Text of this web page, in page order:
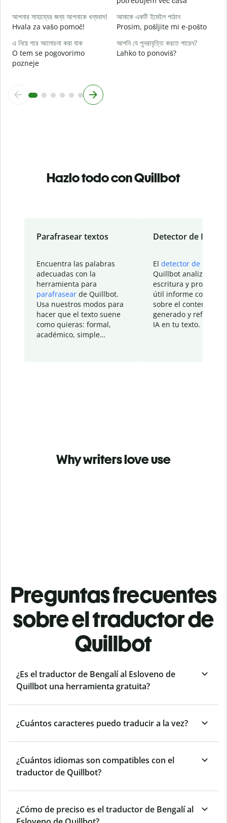
আপনার সাহায্যের জন্য আপনাকে ধন্যবাদ!
Hvala za vašo pomoč!
আমাকে একটি ইমেইল পাঠান
Prosim, pošljite mi e-pošto
এ নিয়ে পরে আলোচনা করা যাক
O tem se pogovorimo
pozneje
আপনি যে পুনরাবৃত্তি করতে পারেন?
Lahko to ponoviš?
Hazlo todo con Quillbot
Parafrasear textos
Encuentra las palabras
adecuadas con la
herramienta para
parafrasear de Quillbot.
Usa nuestros modos para
hacer que el texto suene
como quieras: formal,
académico, simple…
Detector de IA
El detector de IA
Quillbot analiza tu
escritura y
útil informe con
sobre el contenido
generado y refinado
IA en tu texto.
Why writers love use
Preguntas frecuentes
sobre el traductor de
Quillbot
¿Es el traductor de Bengalí al Esloveno de
Quillbot una herramienta gratuita?
¿Cuántos caracteres puedo traducir a la vez?
¿Cuántos idiomas son compatibles con el
traductor de Quillbot?
¿Cómo de preciso es el traductor de Bengalí al